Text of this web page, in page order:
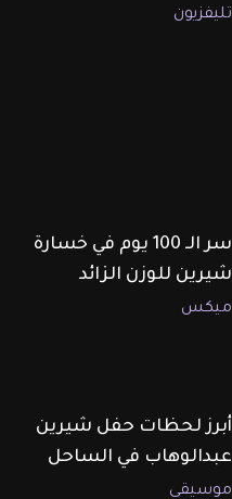
تليفزيون
سر الـ 100 يوم في خسارة
شيرين للوزن الزائد
ميكس
أبرز لحظات حفل شيرين
عبدالوهاب في الساحل
موسيقى